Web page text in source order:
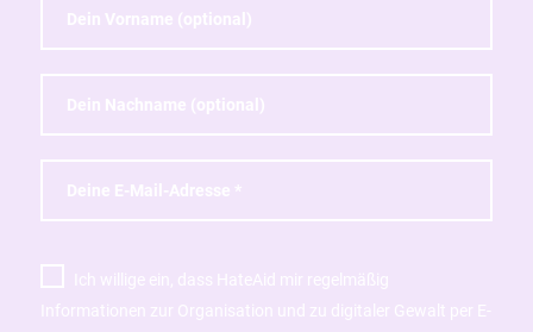
Ich willige ein, dass HateAid mir regelmäßig
Informationen zur Organisation und zu digitaler Gewalt per E-